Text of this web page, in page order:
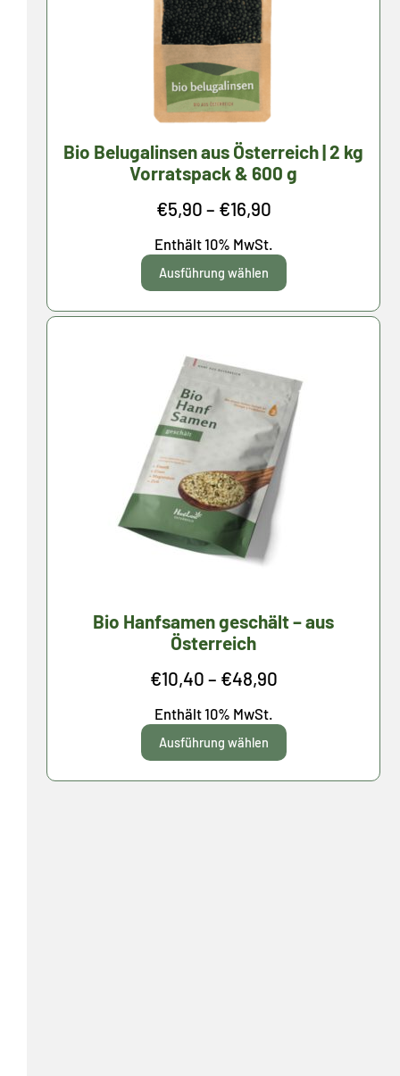
Bio Belugalinsen aus Österreich | 2 kg
Vorratspack & 600 g
€5,90 – €16,90Preisspanne:
bis
€16,90
Enthält 10% MwSt.
Ausführung wählen
Bio Hanfsamen geschält – aus
Österreich
€10,40 – €48,90Preisspanne:
bis
€48,90
Enthält 10% MwSt.
Ausführung wählen